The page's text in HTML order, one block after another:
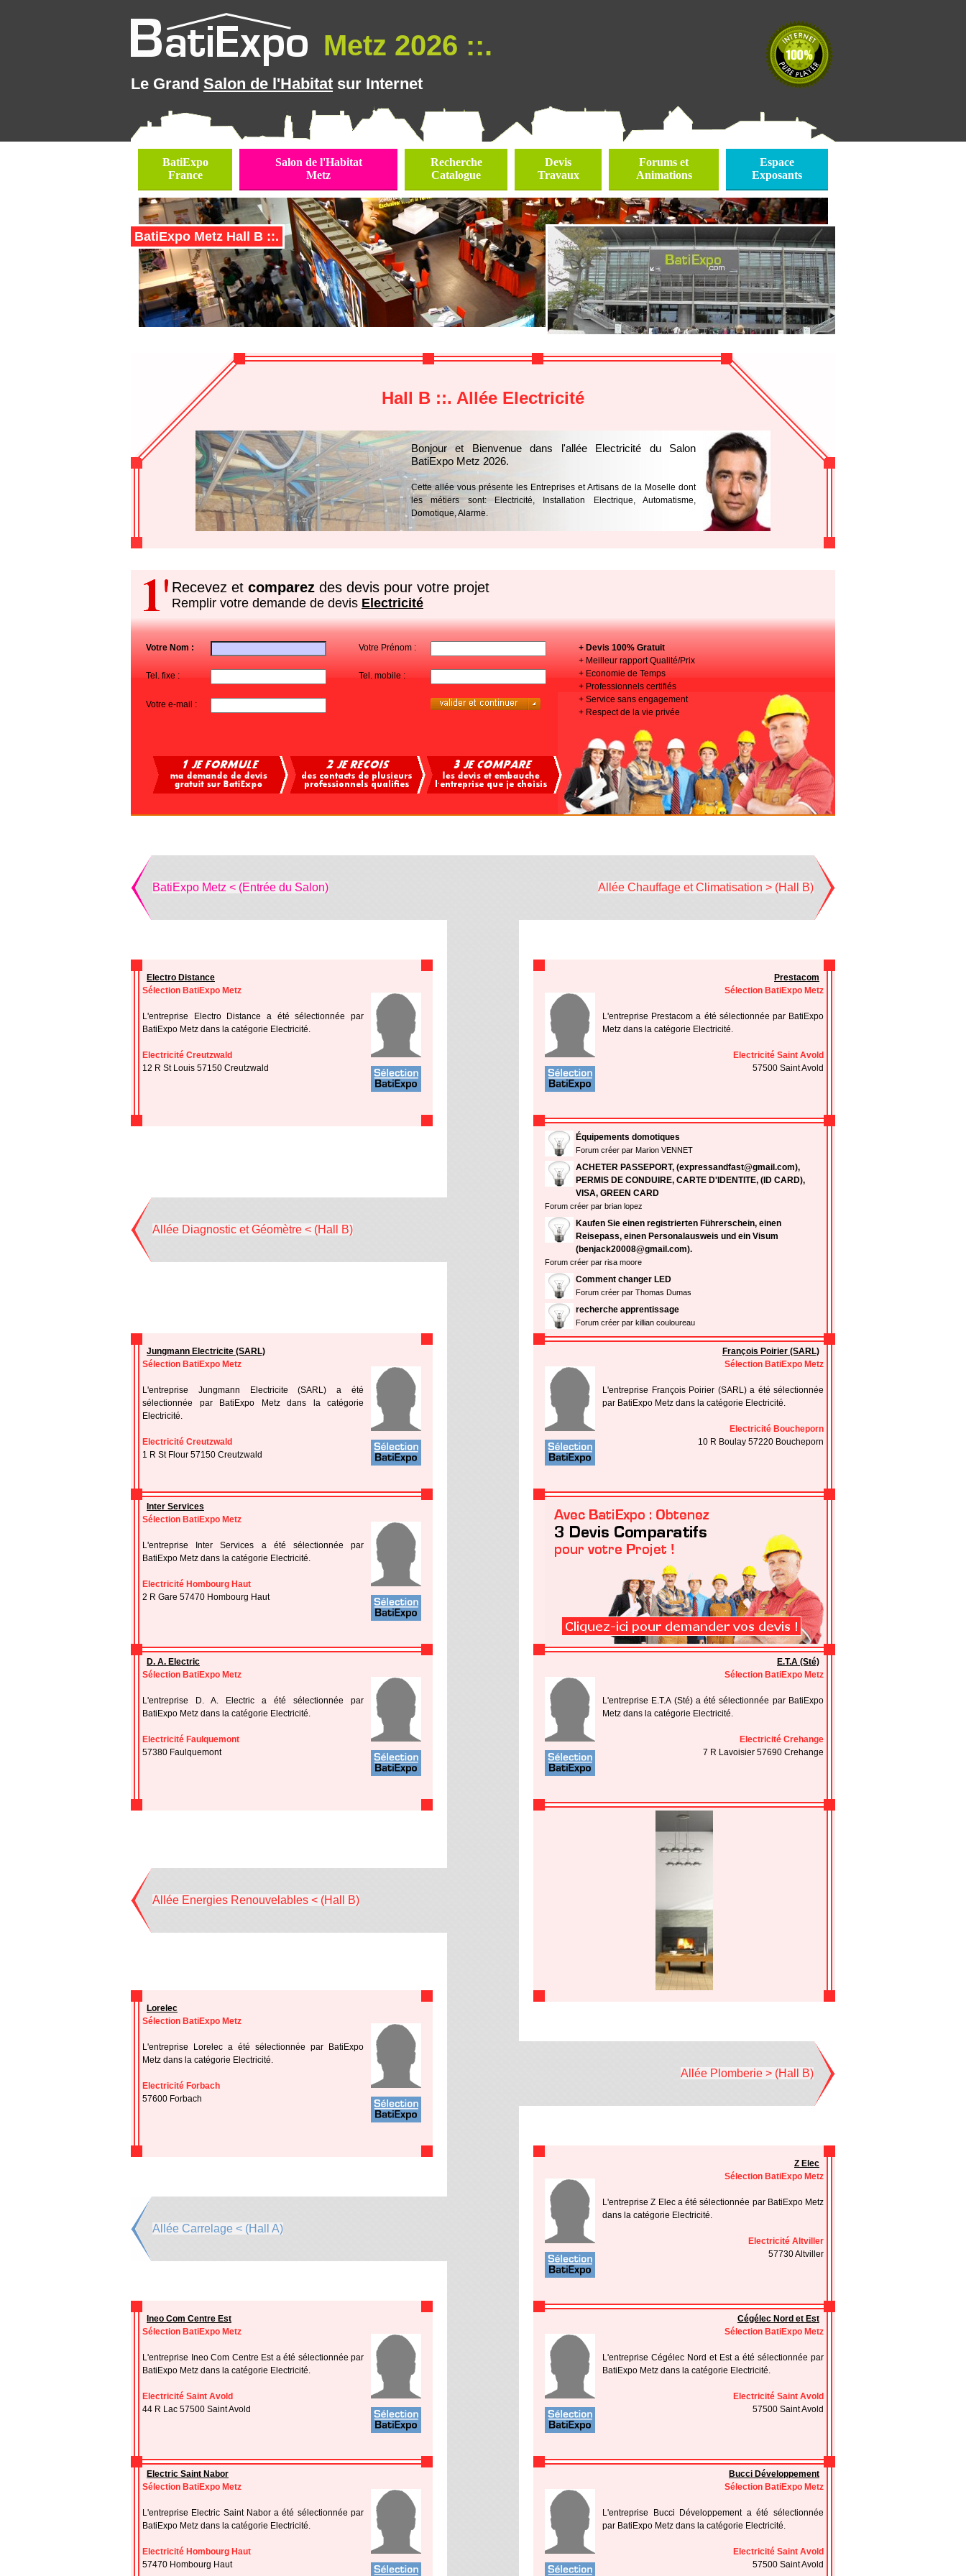
Metz 2026 ::.
Le Grand Salon de l'Habitat sur Internet
BatiExpo
France
Salon de l'Habitat
Metz
Recherche
Catalogue
Devis
Travaux
Forums et
Animations
Espace
Exposants
BatiExpo Metz Hall B ::.
Hall B ::. Allée Electricité
Bonjour et Bienvenue dans l'allée Electricité du Salon
BatiExpo Metz 2026.
Cette allée vous présente les Entreprises et Artisans de la Moselle dont
les métiers sont: Electricité, Installation Electrique, Automatisme,
Domotique, Alarme.
Recevez et comparez des devis pour votre projet
Remplir votre demande de devis Electricité
Votre Nom : Votre Prénom :
+ Devis 100% Gratuit
+ Meilleur rapport Qualité/Prix
+ Economie de Temps
+ Professionnels certifiés
+ Service sans engagement
+ Respect de la vie privée
Tel. fixe : Tel. mobile :
Votre e-mail :
BatiExpo Metz < (Entrée du Salon) Allée Chauffage et Climatisation > (Hall B)
Electro Distance
Sélection BatiExpo Metz
L'entreprise Electro Distance a été sélectionnée par
BatiExpo Metz dans la catégorie Electricité.
Electricité Creutzwald
12 R St Louis 57150 Creutzwald
Prestacom
Sélection BatiExpo Metz
L'entreprise Prestacom a été sélectionnée par BatiExpo
Metz dans la catégorie Electricité.
Electricité Saint Avold
57500 Saint Avold
Allée Diagnostic et Géomètre < (Hall B)
Équipements domotiques
Forum créer par Marion VENNET
ACHETER PASSEPORT, (expressandfast@gmail.com),
PERMIS DE CONDUIRE, CARTE D'IDENTITE, (ID CARD),
VISA, GREEN CARD
Forum créer par brian lopez
Kaufen Sie einen registrierten Führerschein, einen
Reisepass, einen Personalausweis und ein Visum
(benjack20008@gmail.com).
Forum créer par risa moore
Comment changer LED
Forum créer par Thomas Dumas
recherche apprentissage
Forum créer par killian couloureau
Jungmann Electricite (SARL)
Sélection BatiExpo Metz
L'entreprise Jungmann Electricite (SARL) a été
sélectionnée par BatiExpo Metz dans la catégorie
Electricité.
Electricité Creutzwald
1 R St Flour 57150 Creutzwald
François Poirier (SARL)
Sélection BatiExpo Metz
L'entreprise François Poirier (SARL) a été sélectionnée
par BatiExpo Metz dans la catégorie Electricité.
Electricité Boucheporn
10 R Boulay 57220 Boucheporn
Inter Services
Sélection BatiExpo Metz
L'entreprise Inter Services a été sélectionnée par
BatiExpo Metz dans la catégorie Electricité.
Electricité Hombourg Haut
2 R Gare 57470 Hombourg Haut
D. A. Electric
Sélection BatiExpo Metz
L'entreprise D. A. Electric a été sélectionnée par
BatiExpo Metz dans la catégorie Electricité.
Electricité Faulquemont
57380 Faulquemont
E.T.A (Sté)
Sélection BatiExpo Metz
L'entreprise E.T.A (Sté) a été sélectionnée par BatiExpo
Metz dans la catégorie Electricité.
Electricité Crehange
7 R Lavoisier 57690 Crehange
Allée Energies Renouvelables < (Hall B)
Lorelec
Sélection BatiExpo Metz
L'entreprise Lorelec a été sélectionnée par BatiExpo
Metz dans la catégorie Electricité.
Electricité Forbach
57600 Forbach
Allée Plomberie > (Hall B)
Allée Carrelage < (Hall A)
Z Elec
Sélection BatiExpo Metz
L'entreprise Z Elec a été sélectionnée par BatiExpo Metz
dans la catégorie Electricité.
Electricité Altviller
57730 Altviller
Ineo Com Centre Est
Sélection BatiExpo Metz
L'entreprise Ineo Com Centre Est a été sélectionnée par
BatiExpo Metz dans la catégorie Electricité.
Electricité Saint Avold
44 R Lac 57500 Saint Avold
Cégélec Nord et Est
Sélection BatiExpo Metz
L'entreprise Cégélec Nord et Est a été sélectionnée par
BatiExpo Metz dans la catégorie Electricité.
Electricité Saint Avold
57500 Saint Avold
Electric Saint Nabor
Sélection BatiExpo Metz
L'entreprise Electric Saint Nabor a été sélectionnée par
BatiExpo Metz dans la catégorie Electricité.
Electricité Hombourg Haut
57470 Hombourg Haut
Bucci Développement
Sélection BatiExpo Metz
L'entreprise Bucci Développement a été sélectionnée
par BatiExpo Metz dans la catégorie Electricité.
Electricité Saint Avold
57500 Saint Avold